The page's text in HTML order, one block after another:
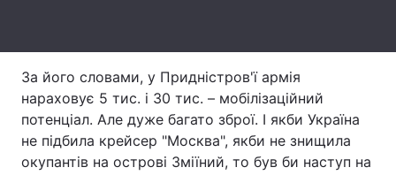
За його словами, у Придністров'ї армія
нараховує 5 тис. і 30 тис. – мобілізаційний
потенціал. Але дуже багато зброї. І якби Україна
не підбила крейсер "Москва", якби не знищила
окупантів на острові Зміїний, то був би наступ на